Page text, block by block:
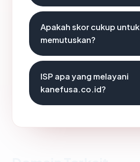
Apakah skor cukup untuk
memutuskan?
ISP apa yang melayani
kanefusa.co.id?